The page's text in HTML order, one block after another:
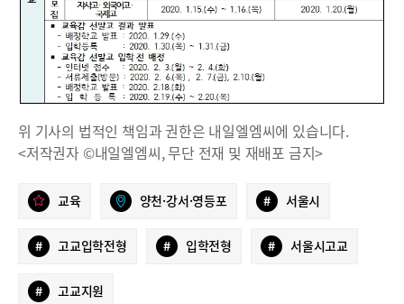
위 기사의 법적인 책임과 권한은 내일엘엠씨에 있습니다.
<저작권자 ©내일엘엠씨, 무단 전재 및 재배포 금지>
교육 양천·강서·영등포 # 서울시
# 고교입학전형 # 입학전형 # 서울시고교
# 고교지원